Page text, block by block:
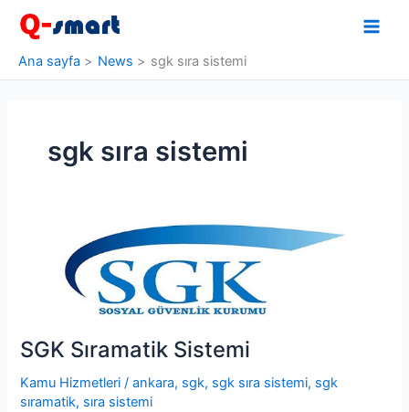
İçeriğe
atla
Ana sayfa
News sgk sıra sistemi
sgk sıra sistemi
SGK Sıramatik Sistemi
Kamu Hizmetleri /ankara, sgk, sgk sıra sistemi, sgk
sıramatik, sıra sistemi